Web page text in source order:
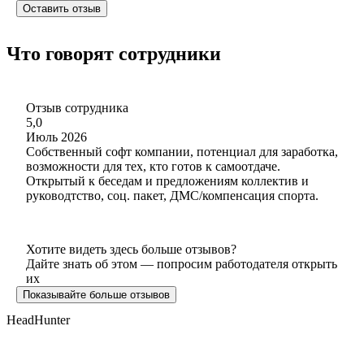
Оставить отзыв
Что говорят сотрудники
Отзыв сотрудника
5,0
Июль 2026
Собственный софт компании, потенциал для заработка,
возможности для тех, кто готов к самоотдаче.
Открытый к беседам и предложениям коллектив и
руководтство, соц. пакет, ДМС/компенсация спорта.
Хотите видеть здесь больше отзывов?
Дайте знать об этом — попросим работодателя открыть
их
Показывайте больше отзывов
HeadHunter